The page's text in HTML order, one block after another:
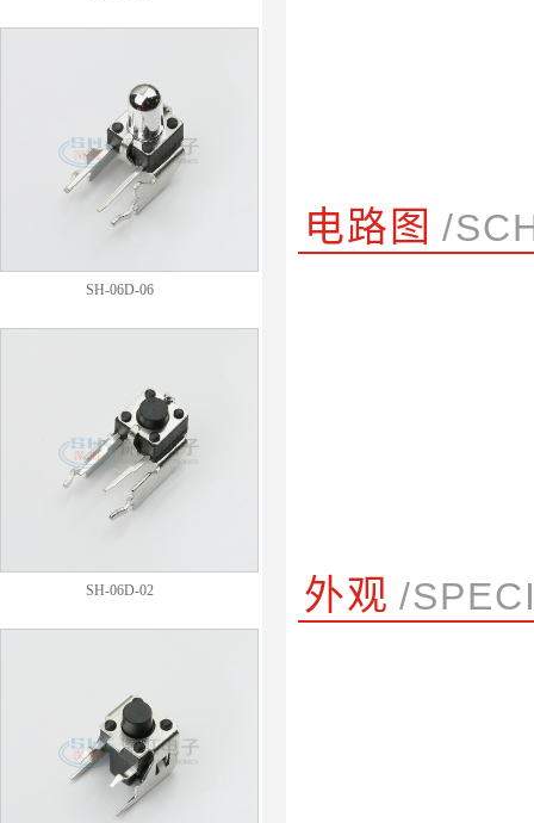
SH-06D-06
SH-06D-02
电路图 /
外观 /